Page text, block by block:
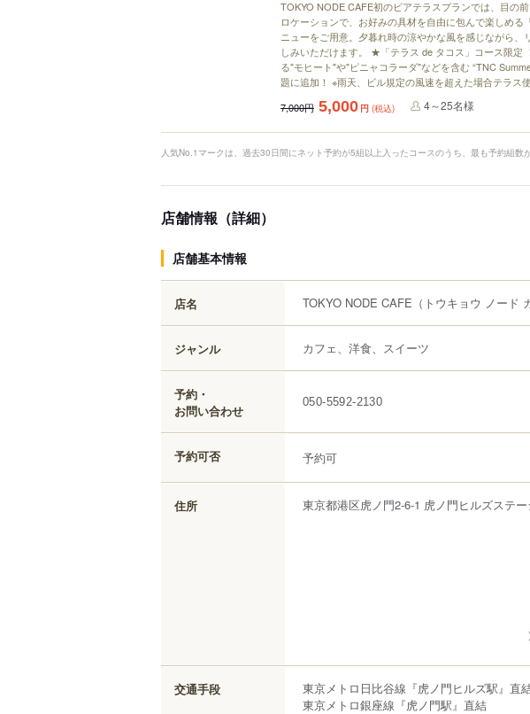
TOKYO NODE CAFE初のビアテラスプランでは、目の
ロケーションで、お好みの具材を自由に包んで楽しめる
ニューをご用意。夕暮れ時の涼やかな風を感じながら、
しみいただけます。 ★「テラス de タコス」コース限定
る"モヒート"や"ピニャコラーダ"などを含む “TNC
題に追加！ ※雨天、ビル規定の風速を超えた場合テラス
7,000円 5,000 円 (税込) 4～25名様
人気No.1マークは、過去30日間にネット予約が5組以上入ったコースのうち、最も予約組数
店舗情報（詳細）
店舗基本情報
店名 TOKYO NODE CAFE （トウキョウ ノード
ジャンル カフェ、洋食、スイーツ
予約・
お問い合わせ
050-5592-2130
予約可否 予約可
住所 東京都港区虎ノ門2-6-1 虎ノ門ヒルズステ
交通手段
東京メトロ日比谷線『虎ノ門ヒルズ駅』直
東京メトロ銀座線『虎ノ門駅』直結